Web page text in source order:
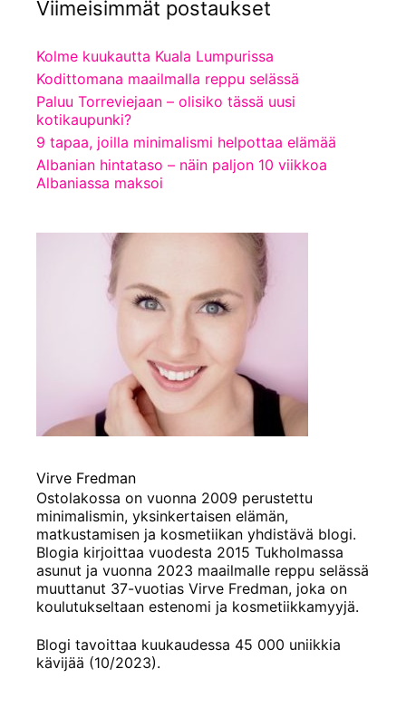
Viimeisimmät postaukset
Kolme kuukautta Kuala Lumpurissa
Kodittomana maailmalla reppu selässä
Paluu Torreviejaan – olisiko tässä uusi
kotikaupunki?
9 tapaa, joilla minimalismi helpottaa elämää
Albanian hintataso – näin paljon 10 viikkoa
Albaniassa maksoi
Virve Fredman
Ostolakossa on vuonna 2009 perustettu
minimalismin, yksinkertaisen elämän,
matkustamisen ja kosmetiikan yhdistävä blogi.
Blogia kirjoittaa vuodesta 2015 Tukholmassa
asunut ja vuonna 2023 maailmalle reppu selässä
muuttanut 37-vuotias Virve Fredman, joka on
koulutukseltaan estenomi ja kosmetiikkamyyjä.
Blogi tavoittaa kuukaudessa 45 000 uniikkia
kävijää (10/2023).